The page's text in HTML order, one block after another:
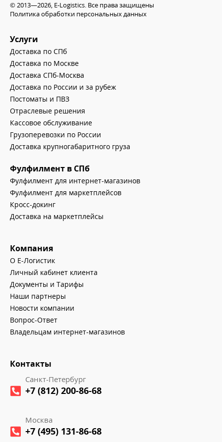
© 2013—2026, E-Logistics. Все права защищены
Политика обработки персональных данных
Услуги
Доставка по СПб
Доставка по Москве
Доставка СПб-Москва
Доставка по России и за рубеж
Постоматы и ПВЗ
Отраслевые решения
Кассовое обслуживание
Грузоперевозки по России
Доставка крупногабаритного груза
Фулфилмент в СПб
Фулфилмент для интернет-магазинов
Фулфилмент для маркетплейсов
Кросс-докинг
Доставка на маркетплейсы
Компания
О Е-Логистик
Личный кабинет клиента
Документы и Тарифы
Наши партнеры
Новости компании
Вопрос-Ответ
Владельцам интернет-магазинов
Контакты
Санкт-Петербург
+7 (812) 200-86-68
Москва
+7 (495) 131-86-68